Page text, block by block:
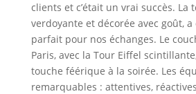
clients et c’était un vrai succès. La
verdoyante et décorée avec goût,
parfait pour nos échanges. Le
Paris, avec la Tour Eiffel
touche féérique à la soirée. Les
remarquables : attentives,